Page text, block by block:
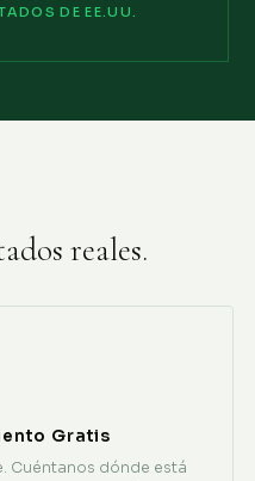
DE EE.UU.
reales.
Gratis
Cuéntanos dónde está